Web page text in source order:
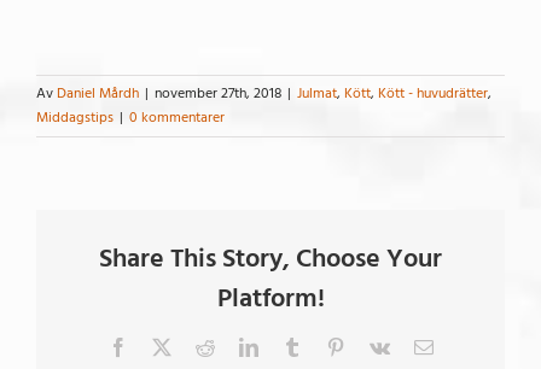
Av Daniel Mårdh | november 27th, 2018 | Julmat, Kött, Kött - huvudrätter,
Middagstips | 0 kommentarer
Share This Story, Choose Your
Platform!
Facebook RedditLinkedInTumblr Pinterest
Vk
E-